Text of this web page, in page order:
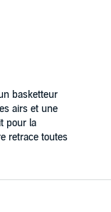
basketteur
airs et une
pour la
retrace toutes